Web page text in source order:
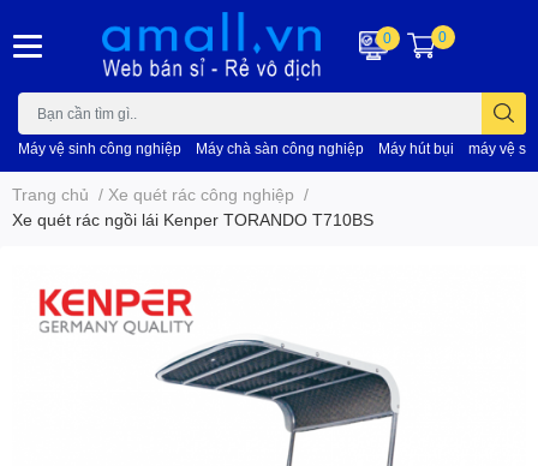
Máy vệ sinh công nghiệp Máy chà sàn công nghiệp Máy hút bụi máy vệ
0 0
Trang chủ / Xe quét rác công nghiệp /
Xe quét rác ngồi lái Kenper TORANDO T710BS